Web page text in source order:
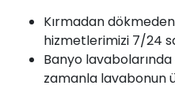
Kırmadan
hizmetlerimizi 7/24
Banyo
zamanla lavabonun